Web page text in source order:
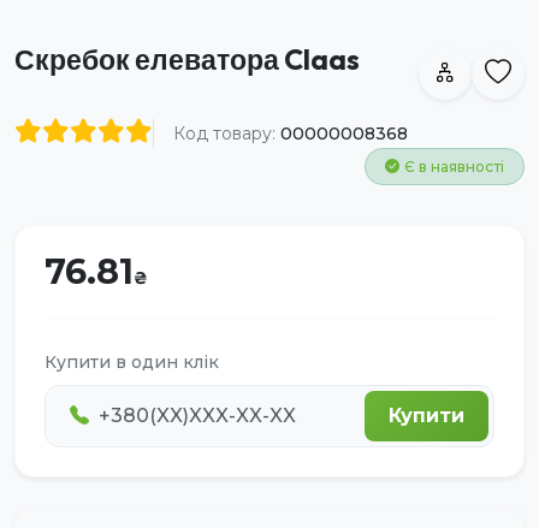
Скребок елеватора Claas
Код товару: 00000008368
Є в наявності
76.81
Купити в один клік
Купити